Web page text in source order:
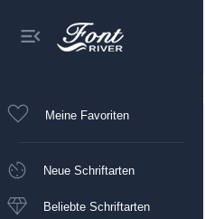
Meine Favoriten
Neue Schriftarten
Beliebte Schriftarten